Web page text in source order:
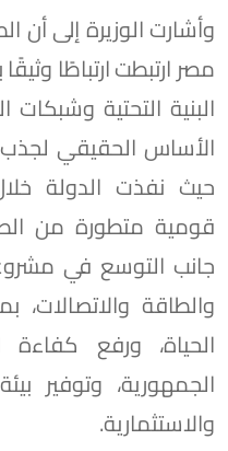
وأشارت الوزيرة إلى أن
مصر ارتبطت ارتباطًا
البنية التحتية
الأساس الحقيقي لجذب
حيث نفذت الدولة
قومية متطورة من
جانب التوسع في
والطاقة
الحياة، ورفع
الجمهورية، وتوفير
والاستثمارية.